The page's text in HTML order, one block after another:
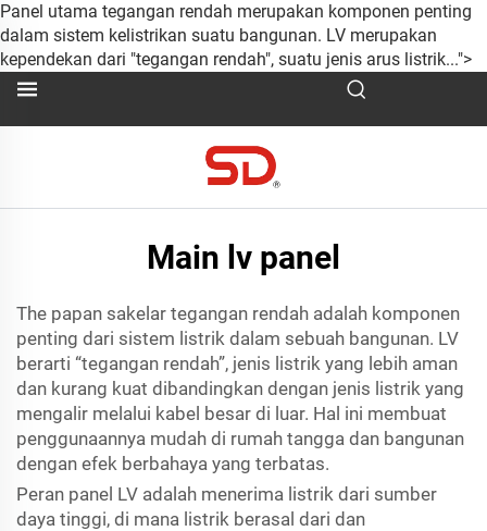
Panel utama tegangan rendah merupakan komponen penting
dalam sistem kelistrikan suatu bangunan. LV merupakan
kependekan dari "tegangan rendah", suatu jenis arus listrik...">
Main lv panel
The papan sakelar tegangan rendah adalah komponen
penting dari sistem listrik dalam sebuah bangunan. LV
berarti “tegangan rendah”, jenis listrik yang lebih aman
dan kurang kuat dibandingkan dengan jenis listrik yang
mengalir melalui kabel besar di luar. Hal ini membuat
penggunaannya mudah di rumah tangga dan bangunan
dengan efek berbahaya yang terbatas.
Peran panel LV adalah menerima listrik dari sumber
daya tinggi, di mana listrik berasal dari dan